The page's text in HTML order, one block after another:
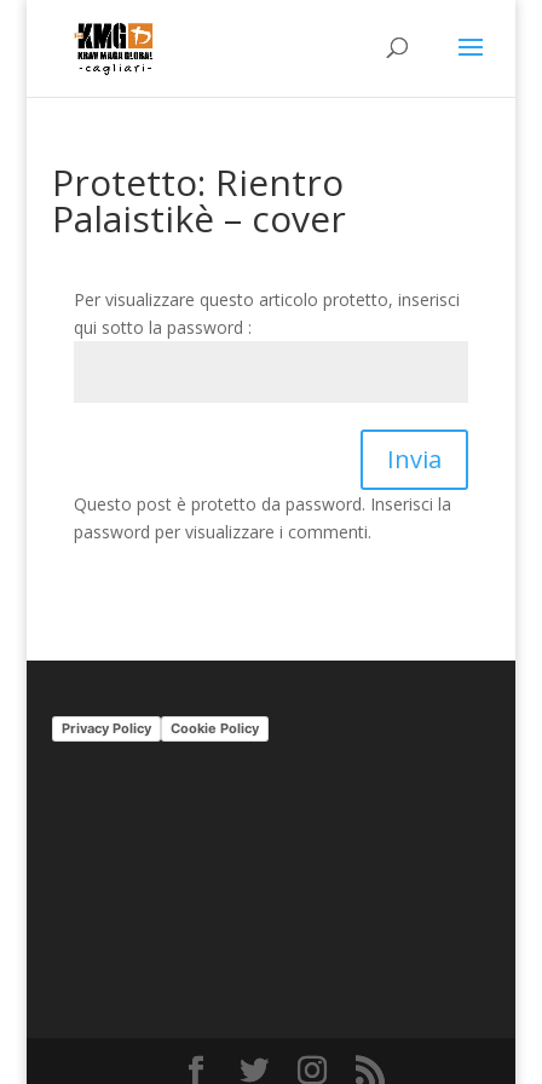
Protetto: Rientro
Palaistikè – cover
Per visualizzare questo articolo protetto, inserisci
qui sotto la password :
Invia
Questo post è protetto da password. Inserisci la
password per visualizzare i commenti.
Privacy Policy Cookie Policy